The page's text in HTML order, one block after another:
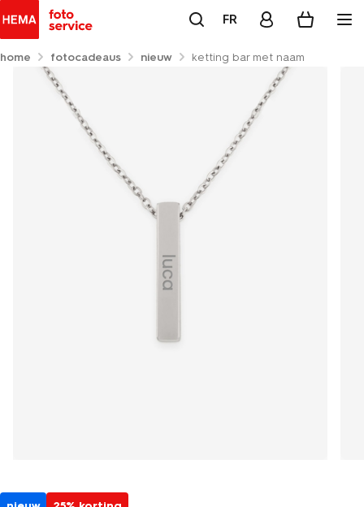
FR
home fotocadeaus nieuw ketting bar met naam